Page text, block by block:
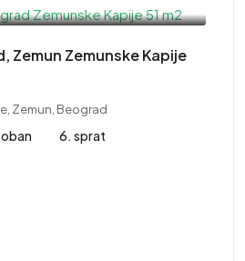
Zemun Zemunske Kapije
Zemun, Beograd
6. sprat